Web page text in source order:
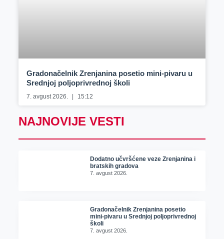
Gradonačelnik Zrenjanina posetio mini-pivaru u
Srednjoj poljoprivrednoj školi
7. avgust 2026. 15:12
NAJNOVIJE VESTI
Dodatno učvršćene veze Zrenjanina i
bratskih gradova
7. avgust 2026.
Gradonačelnik Zrenjanina posetio
mini-pivaru u Srednjoj poljoprivrednoj
školi
7. avgust 2026.